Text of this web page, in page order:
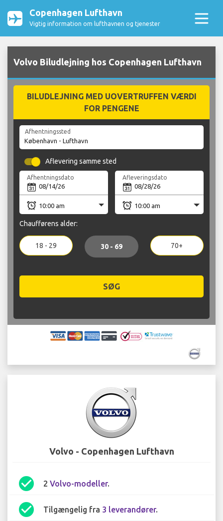
Copenhagen Lufthavn
Vigtig information om lufthavnen og tjenester
Volvo Biludlejning hos Copenhagen Lufthavn
BILUDLEJNING MED UOVERTRUFFEN VÆRDI
FOR PENGENE
Afhentningssted
Aflevering samme sted
Afhentningsdato Afleveringsdato
Chaufførens alder:
18 - 29 30 - 69 70+
SØG
Volvo - Copenhagen Lufthavn
check_circle 2 Volvo-modeller.
check_circle Tilgængelig fra 3 leverandører.